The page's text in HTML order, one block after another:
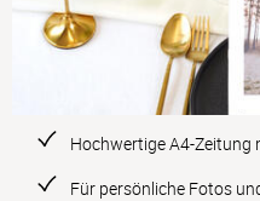
Hochwertige A4-Zeitung
Für persönliche Fotos